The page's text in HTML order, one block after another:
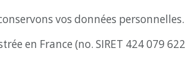
vos données personnelles.
en France (no. SIRET 424 079